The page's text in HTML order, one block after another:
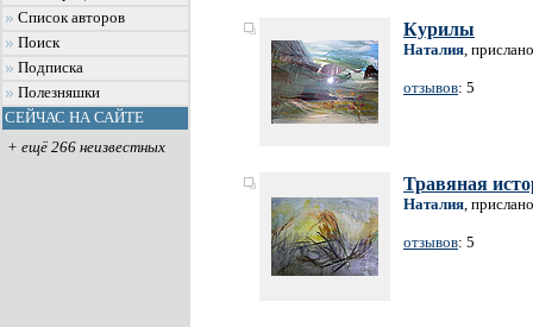
Список авторов
Поиск
Подписка
Полезняшки
СЕЙЧАС НА САЙТЕ
+ ещё 266 неизвестных
Курилы
Наталия,
отзывов: 5
Травяная
Наталия,
отзывов: 5